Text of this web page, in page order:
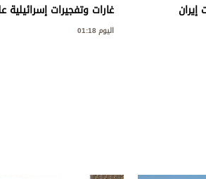
غارات وتفجيرات
في جنوب لبنان
اليوم 01:18